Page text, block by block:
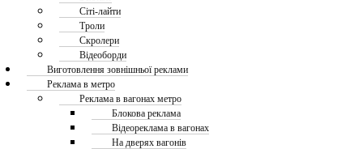
Сіті-лайти
Троли
Скролери
Відеоборди
Виготовлення зовнішньої реклами
Реклама в метро
Реклама в вагонах метро
Блокова реклама
Відеореклама в вагонах
На дверях вагонів